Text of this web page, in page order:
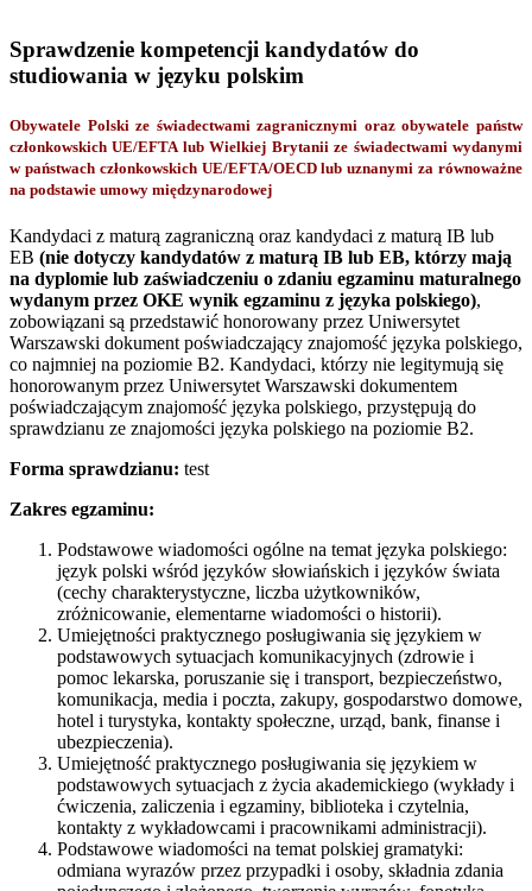
Sprawdzenie kompetencji kandydatów do
studiowania w języku polskim
Obywatele Polski ze świadectwami zagranicznymi oraz obywatele państw
członkowskich UE/EFTA lub Wielkiej Brytanii ze świadectwami wydanymi
w państwach członkowskich UE/EFTA/OECD lub uznanymi za równoważne
na podstawie umowy międzynarodowej
Kandydaci z maturą zagraniczną oraz kandydaci z maturą IB lub
EB (nie dotyczy kandydatów z maturą IB lub EB, którzy mają
na dyplomie lub zaświadczeniu o zdaniu egzaminu maturalnego
wydanym przez OKE wynik egzaminu z języka polskiego),
zobowiązani są przedstawić honorowany przez Uniwersytet
Warszawski dokument poświadczający znajomość języka polskiego,
co najmniej na poziomie B2. Kandydaci, którzy nie legitymują się
honorowanym przez Uniwersytet Warszawski dokumentem
poświadczającym znajomość języka polskiego, przystępują do
sprawdzianu ze znajomości języka polskiego na poziomie B2.
Forma sprawdzianu: test
Zakres egzaminu:
Podstawowe wiadomości ogólne na temat języka polskiego:
język polski wśród języków słowiańskich i języków świata
(cechy charakterystyczne, liczba użytkowników,
zróżnicowanie, elementarne wiadomości o historii).
Umiejętności praktycznego posługiwania się językiem w
podstawowych sytuacjach komunikacyjnych (zdrowie i
pomoc lekarska, poruszanie się i transport, bezpieczeństwo,
komunikacja, media i poczta, zakupy, gospodarstwo domowe,
hotel i turystyka, kontakty społeczne, urząd, bank, finanse i
ubezpieczenia).
Umiejętność praktycznego posługiwania się językiem w
podstawowych sytuacjach z życia akademickiego (wykłady i
ćwiczenia, zaliczenia i egzaminy, biblioteka i czytelnia,
kontakty z wykładowcami i pracownikami administracji).
Podstawowe wiadomości na temat polskiej gramatyki:
odmiana wyrazów przez przypadki i osoby, składnia zdania